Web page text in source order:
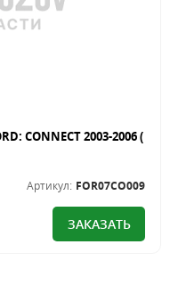
Артикул: FOR07CO009
ЗАКАЗАТЬ